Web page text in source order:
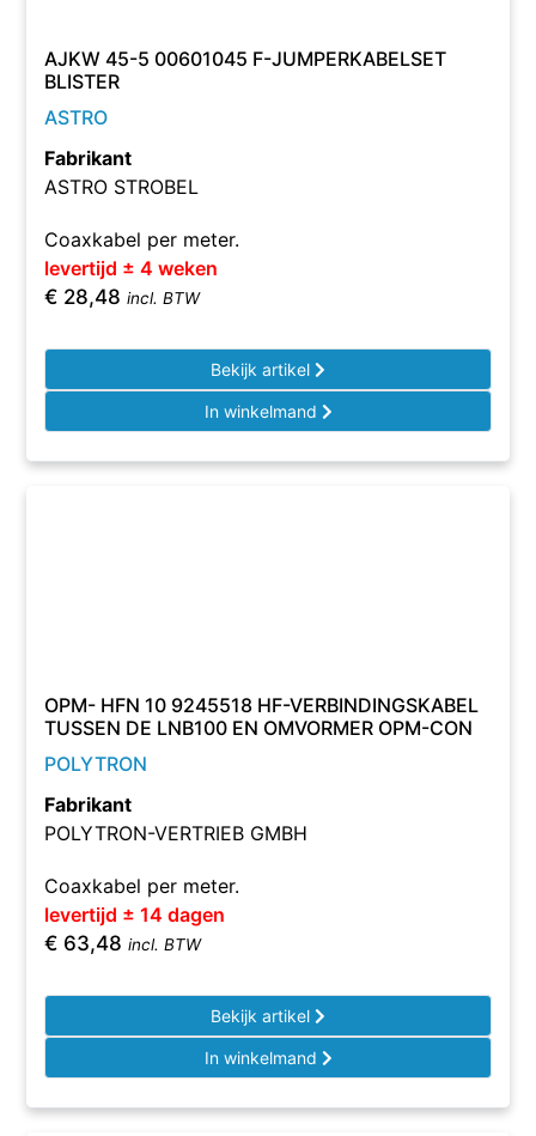
AJKW 45-5 00601045 F-JUMPERKABELSET
BLISTER
ASTRO
Fabrikant
ASTRO STROBEL
Coaxkabel per meter.
levertijd ± 4 weken
€ 28,48 incl. BTW
Bekijk artikel
In winkelmand
OPM- HFN 10 9245518 HF-VERBINDINGSKABEL
TUSSEN DE LNB100 EN OMVORMER OPM-CON
POLYTRON
Fabrikant
POLYTRON-VERTRIEB GMBH
Coaxkabel per meter.
levertijd ± 14 dagen
€ 63,48 incl. BTW
Bekijk artikel
In winkelmand